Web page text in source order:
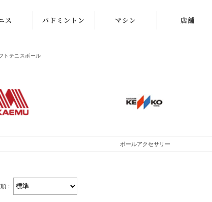
ス
ング
ール
ア
バドミントン
ウェア
マシン 店舗
トテニスボール
ボールアクセサリー
：